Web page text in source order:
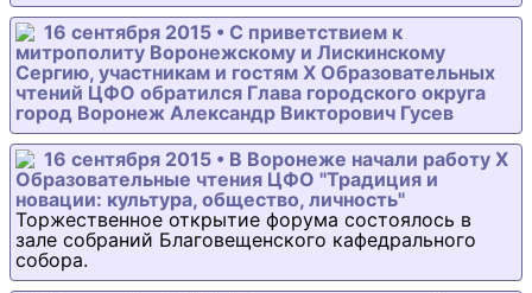
16 сентября 2015 • С приветствием к
митрополиту Воронежскому и Лискинскому
Сергию, участникам и гостям Х Образовательных
чтений ЦФО обратился Глава городского округа
город Воронеж Александр Викторович Гусев
16 сентября 2015 • В Воронеже начали работу Х
Образовательные чтения ЦФО "Традиция и
новации: культура, общество, личность"
Торжественное открытие форума состоялось в
зале собраний Благовещенского кафедрального
собора.